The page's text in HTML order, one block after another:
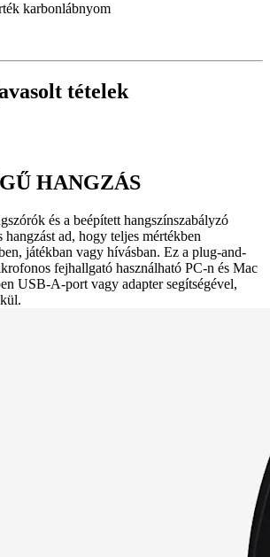
karbonlábnyom
tételek
HANGZÁS
és a beépített hangszínszabályzó
hangzást ad, hogy teljes mértékben
játékban vagy hívásban. Ez a plug-and-
fejhallgató használható PC-n és Mac
USB-A-port vagy adapter segítségével,